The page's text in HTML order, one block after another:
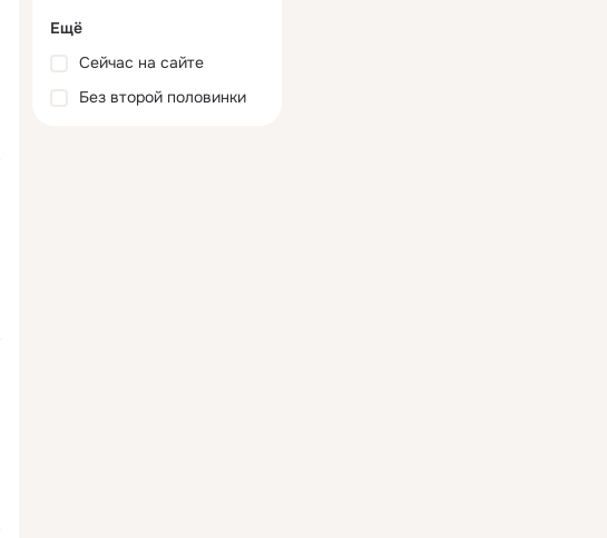
Ещё
Сейчас на сайте
Без второй половинки